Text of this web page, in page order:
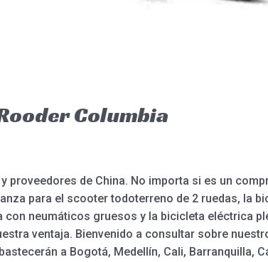
Columbia
de China. No importa si es un
para el scooter todoterreno de 2 ruedas, la
neumáticos gruesos y la bicicleta eléctrica
ventaja. Bienvenido a consultar sobre
a Bogotá, Medellín, Cali, Barranquilla,